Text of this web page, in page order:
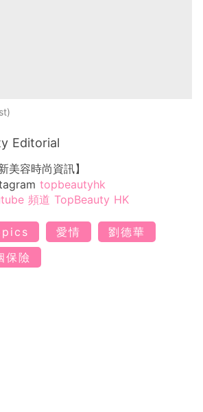
Editorial
美容時尚資訊】
topbeautyhk
頻道 TopBeauty HK
愛情
劉德華
保險